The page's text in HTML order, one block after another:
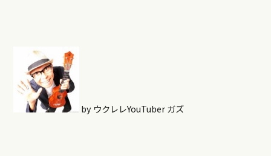
by ウクレレYouTuber ガズ